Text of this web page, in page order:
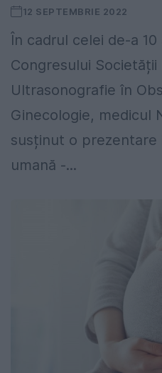
12 SEPTEMBRIE 2022
În cadrul celei de-a
Congresului Societății
Ultrasonografie în
Ginecologie, medicul
susținut o prezentare
umană -...